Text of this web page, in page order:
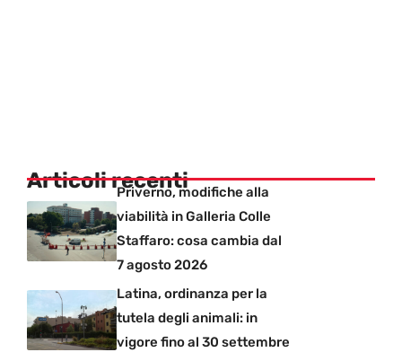
Articoli recentiPriverno, modifiche alla
viabilità in Galleria Colle
Staffaro: cosa cambia dal
7 agosto 2026
Latina, ordinanza per la
tutela degli animali: in
vigore fino al 30 settembre